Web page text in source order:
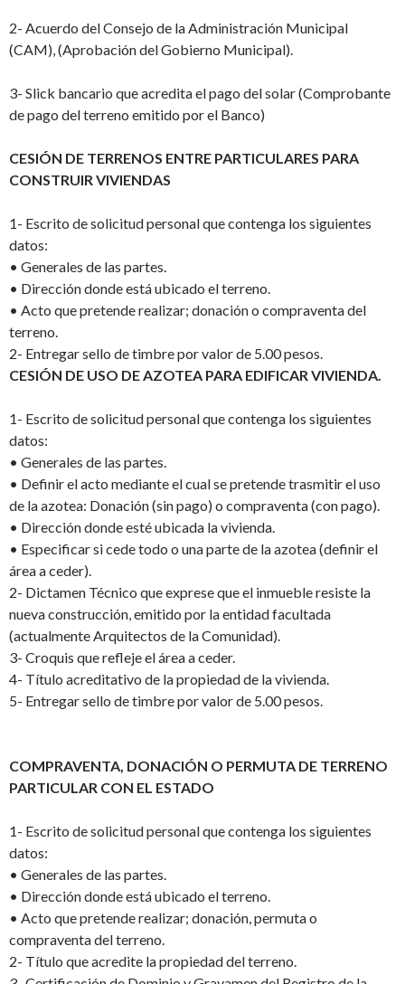
2- Acuerdo del Consejo de la Administración Municipal
(CAM), (Aprobación del Gobierno Municipal).
3- Slick bancario que acredita el pago del solar (Comprobante
de pago del terreno emitido por el Banco)
CESIÓN DE TERRENOS ENTRE PARTICULARES PARA
CONSTRUIR VIVIENDAS
1- Escrito de solicitud personal que contenga los siguientes
datos:
• Generales de las partes.
• Dirección donde está ubicado el terreno.
• Acto que pretende realizar; donación o compraventa del
terreno.
2- Entregar sello de timbre por valor de 5.00 pesos.
CESIÓN DE USO DE AZOTEA PARA EDIFICAR VIVIENDA.
1- Escrito de solicitud personal que contenga los siguientes
datos:
• Generales de las partes.
• Definir el acto mediante el cual se pretende trasmitir el uso
de la azotea: Donación (sin pago) o compraventa (con pago).
• Dirección donde esté ubicada la vivienda.
• Especificar si cede todo o una parte de la azotea (definir el
área a ceder).
2- Dictamen Técnico que exprese que el inmueble resiste la
nueva construcción, emitido por la entidad facultada
(actualmente Arquitectos de la Comunidad).
3- Croquis que refleje el área a ceder.
4- Título acreditativo de la propiedad de la vivienda.
5- Entregar sello de timbre por valor de 5.00 pesos.
COMPRAVENTA, DONACIÓN O PERMUTA DE TERRENO
PARTICULAR CON EL ESTADO
1- Escrito de solicitud personal que contenga los siguientes
datos:
• Generales de las partes.
• Dirección donde está ubicado el terreno.
• Acto que pretende realizar; donación, permuta o
compraventa del terreno.
2- Título que acredite la propiedad del terreno.